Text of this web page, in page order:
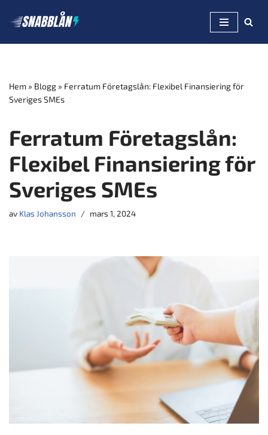
till
Hem » Blogg » Ferratum Företagslån: Flexibel Finansiering för
Sveriges SMEs
Ferratum Företagslån:
Flexibel Finansiering för
Sveriges SMEs
av Klas Johansson mars 1, 2024